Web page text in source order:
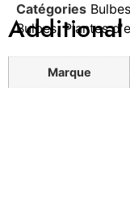
Catégories
Bulbes,Plantes
Additional
Marque